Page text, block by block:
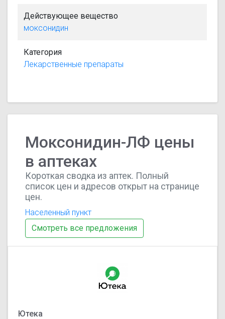
Действующее вещество
моксонидин
Категория
Лекарственные препараты
Моксонидин-ЛФ цены
в аптеках
Короткая сводка из аптек. Полный
список цен и адресов открыт на странице
цен.
Населенный пункт
Смотреть все предложения
Ютека